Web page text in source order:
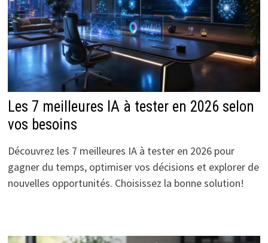
Les 7 meilleures IA à tester en 2026 selon
vos besoins
Découvrez les 7 meilleures IA à tester en 2026 pour
gagner du temps, optimiser vos décisions et explorer de
nouvelles opportunités. Choisissez la bonne solution!